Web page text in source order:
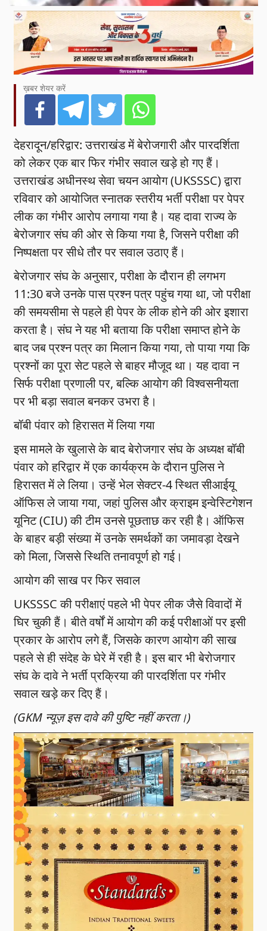
ख़बर शेयर करें
देहरादून/हरिद्वार: उत्तराखंड में बेरोजगारी और पारदर्शिता
को लेकर एक बार फिर गंभीर सवाल खड़े हो गए हैं।
उत्तराखंड अधीनस्थ सेवा चयन आयोग (UKSSSC) द्वारा
रविवार को आयोजित स्नातक स्तरीय भर्ती परीक्षा पर पेपर
लीक का गंभीर आरोप लगाया गया है। यह दावा राज्य के
बेरोजगार संघ की ओर से किया गया है, जिसने परीक्षा की
निष्पक्षता पर सीधे तौर पर सवाल उठाए हैं।
बेरोजगार संघ के अनुसार, परीक्षा के दौरान ही लगभग
11:30 बजे उनके पास प्रश्न पत्र पहुंच गया था, जो परीक्षा
की समयसीमा से पहले ही पेपर के लीक होने की ओर इशारा
करता है। संघ ने यह भी बताया कि परीक्षा समाप्त होने के
बाद जब प्रश्न पत्र का मिलान किया गया, तो पाया गया कि
प्रश्नों का पूरा सेट पहले से बाहर मौजूद था। यह दावा न
सिर्फ परीक्षा प्रणाली पर, बल्कि आयोग की विश्वसनीयता
पर भी बड़ा सवाल बनकर उभरा है।
बॉबी पंवार को हिरासत में लिया गया
इस मामले के खुलासे के बाद बेरोजगार संघ के अध्यक्ष बॉबी
पंवार को हरिद्वार में एक कार्यक्रम के दौरान पुलिस ने
हिरासत में ले लिया। उन्हें भेल सेक्टर-4 स्थित सीआईयू
ऑफिस ले जाया गया, जहां पुलिस और क्राइम इन्वेस्टिगेशन
यूनिट (CIU) की टीम उनसे पूछताछ कर रही है। ऑफिस
के बाहर बड़ी संख्या में उनके समर्थकों का जमावड़ा देखने
को मिला, जिससे स्थिति तनावपूर्ण हो गई।
आयोग की साख पर फिर सवाल
UKSSSC की परीक्षाएं पहले भी पेपर लीक जैसे विवादों में
घिर चुकी हैं। बीते वर्षों में आयोग की कई परीक्षाओं पर इसी
प्रकार के आरोप लगे हैं, जिसके कारण आयोग की साख
पहले से ही संदेह के घेरे में रही है। इस बार भी बेरोजगार
संघ के दावे ने भर्ती प्रक्रिया की पारदर्शिता पर गंभीर
सवाल खड़े कर दिए हैं।
(GKM न्यूज़ इस दावे की पुष्टि नहीं करता।)